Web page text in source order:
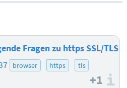
Fragen zu https SSL/TLS
browser https tls
+1